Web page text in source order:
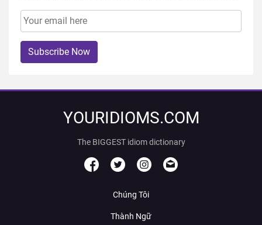
Subscribe Now
YOURIDIOMS.COM
The BIGGEST idiom dictionary
Chúng Tôi
Thành Ngữ